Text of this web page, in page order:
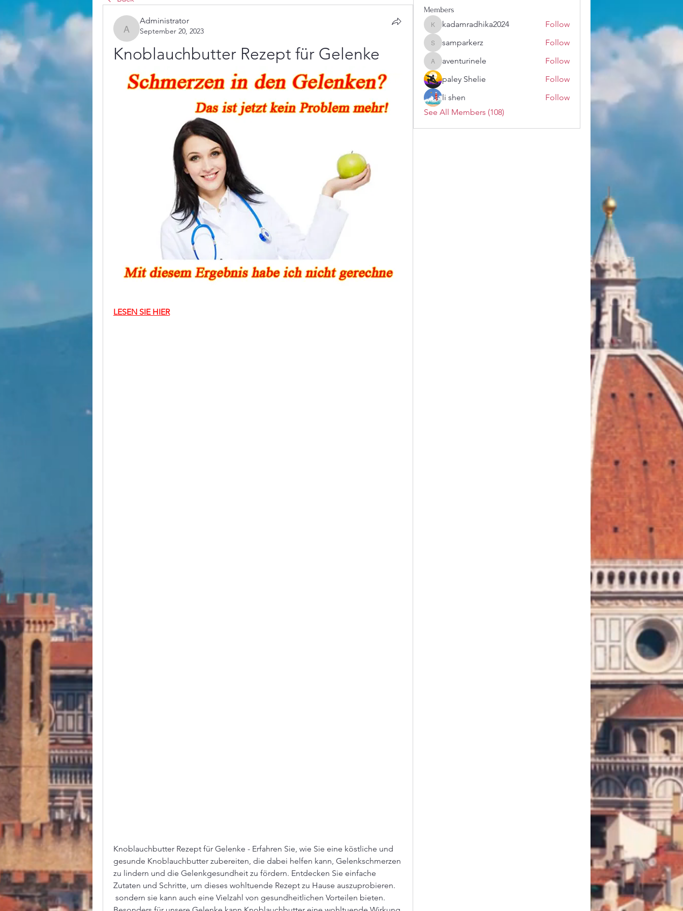
Administrator
Administrator
September 20, 2023
Knoblauchbutter Rezept für Gelenke
LESEN SIE HIER
Knoblauchbutter Rezept für Gelenke - Erfahren Sie, wie Sie eine köstliche und
gesunde Knoblauchbutter zubereiten, die dabei helfen kann, Gelenkschmerzen
zu lindern und die Gelenkgesundheit zu fördern. Entdecken Sie einfache
Zutaten und Schritte, um dieses wohltuende Rezept zu Hause auszuprobieren.
Members
kadamradhika2024
kadamradhika2024 Follow
samparkerz
samparkerz Follow
aventurinele
aventurinele
Follow
paley Shelie
Follow
li shen
Follow
See All Members (108)